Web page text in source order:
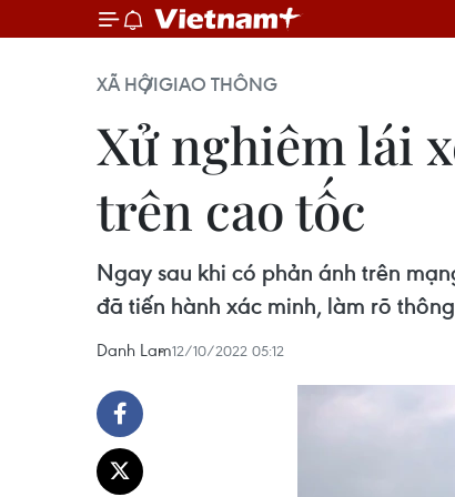
XÃ HỘIGIAO THÔNG
Xử nghiêm lái
trên cao tốc
Ngay sau khi có phản ánh trên
đã tiến hành xác minh, làm rõ
Danh Lam12/10/2022 05:12